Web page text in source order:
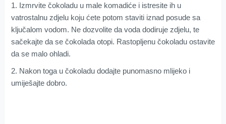
1. Izmrvite čokoladu u male komadiće i istresite ih u
vatrostalnu zdjelu koju ćete potom staviti iznad posude sa
ključalom vodom. Ne dozvolite da voda dodiruje zdjelu, te
sačekajte da se čokolada otopi. Rastopljenu čokoladu ostavite
da se malo ohladi.
2. Nakon toga u čokoladu dodajte punomasno mlijeko i
umiješajte dobro.